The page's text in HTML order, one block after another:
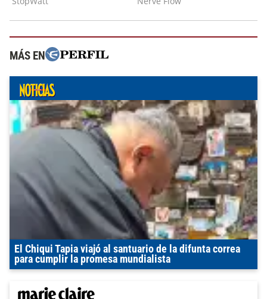
MÁS EN
El Chiqui Tapia viajó al santuario de la difunta correa
para cumplir la promesa mundialista